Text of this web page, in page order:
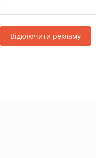
Відключити рекламу